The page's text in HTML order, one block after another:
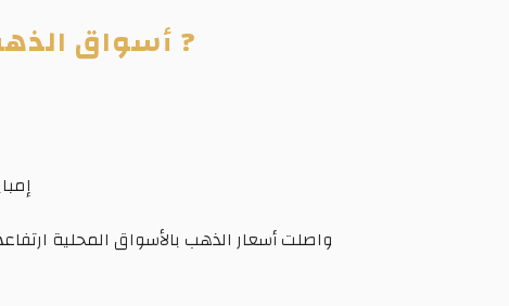
? أسواق
إمبابي: 30 جنيهًا ارتفاعًا في
واصلت أسعار الذهب بالأسواق المحلية